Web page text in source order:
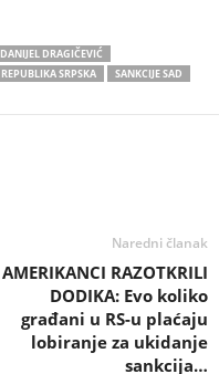
DANIJEL DRAGIČEVIĆ
REPUBLIKA SRPSKA
SANKCIJE SAD
Naredni članak
AMERIKANCI RAZOTKRILI
DODIKA: Evo koliko
građani u RS-u plaćaju
lobiranje za ukidanje
sankcija…